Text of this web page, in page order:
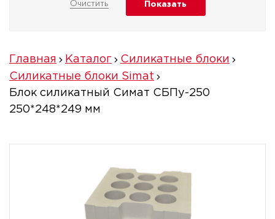
Главная Каталог
Силикатные блоки
Силикатные блоки Simat
Блок силикатный Симат СБПу-250
250*248*249 мм